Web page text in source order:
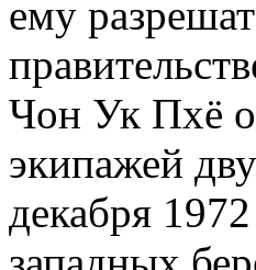
ему
Чон Ук Пхё
экипажей
декабря